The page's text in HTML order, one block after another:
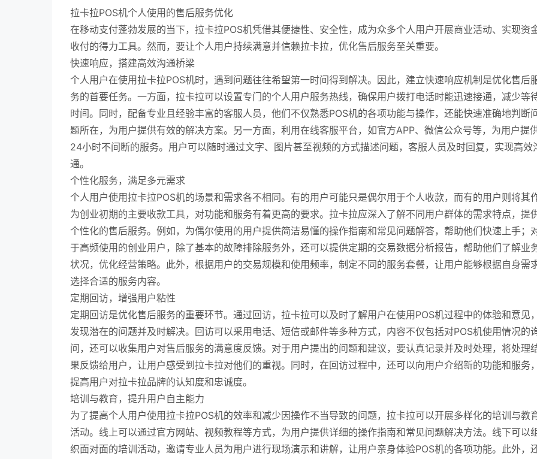
拉卡拉POS机个人使用的售后服务优化
在移动支付蓬勃发展的当下，拉卡拉POS机凭借其便捷性、安全性，成为众多个人用户开展商业活动、实现资
收付的得力工具。然而，要让个人用户持续满意并信赖拉卡拉，优化售后服务至关重要。
快速响应，搭建高效沟通桥梁
个人用户在使用拉卡拉POS机时，遇到问题往往希望第一时间得到解决。因此，建立快速响应机制是优化售后
务的首要任务。一方面，拉卡拉可以设置专门的个人用户服务热线，确保用户拨打电话时能迅速接通，减少等
时间。同时，配备专业且经验丰富的客服人员，他们不仅熟悉POS机的各项功能与操作，还能快速准确地判断
题所在，为用户提供有效的解决方案。另一方面，利用在线客服平台，如官方APP、微信公众号等，为用户提
24小时不间断的服务。用户可以随时通过文字、图片甚至视频的方式描述问题，客服人员及时回复，实现高效
通。
个性化服务，满足多元需求
个人用户使用拉卡拉POS机的场景和需求各不相同。有的用户可能只是偶尔用于个人收款，而有的用户则将其
为创业初期的主要收款工具，对功能和服务有着更高的要求。拉卡拉应深入了解不同用户群体的需求特点，提
个性化的售后服务。例如，为偶尔使用的用户提供简洁易懂的操作指南和常见问题解答，帮助他们快速上手；
于高频使用的创业用户，除了基本的故障排除服务外，还可以提供定期的交易数据分析报告，帮助他们了解业
状况，优化经营策略。此外，根据用户的交易规模和使用频率，制定不同的服务套餐，让用户能够根据自身需
选择合适的服务内容。
定期回访，增强用户粘性
定期回访是优化售后服务的重要环节。通过回访，拉卡拉可以及时了解用户在使用POS机过程中的体验和意见，
发现潜在的问题并及时解决。回访可以采用电话、短信或邮件等多种方式，内容不仅包括对POS机使用情况的
问，还可以收集用户对售后服务的满意度反馈。对于用户提出的问题和建议，要认真记录并及时处理，将处理
果反馈给用户，让用户感受到拉卡拉对他们的重视。同时，在回访过程中，还可以向用户介绍新的功能和服务，
提高用户对拉卡拉品牌的认知度和忠诚度。
培训与教育，提升用户自主能力
为了提高个人用户使用拉卡拉POS机的效率和减少因操作不当导致的问题，拉卡拉可以开展多样化的培训与教
活动。线上可以通过官方网站、视频教程等方式，为用户提供详细的操作指南和常见问题解决方法。线下可以
织面对面的培训活动，邀请专业人员为用户进行现场演示和讲解，让用户亲身体验POS机的各项功能。此外，